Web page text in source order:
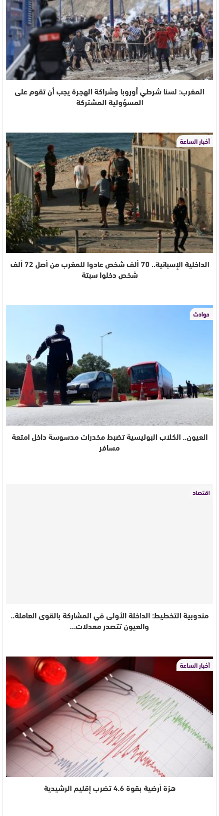
المغرب: لسنا شرطي أوروبا وشراكة الهجرة يجب أن تقوم على
المسؤولية المشتركة
أخبار الساعة
الداخلية الإسبانية.. 70 ألف شخص عادوا للمغرب من أصل 72 ألف
شخص دخلوا سبتة
حوادث
العيون.. الكلاب البوليسية تضبط مخدرات مدسوسة داخل امتعة
مسافر
اقتصاد
مندوبية التخطيط: الداخلة الأولى في المشاركة بالقوى العاملة..
والعيون تتصدر معدلات…
أخبار الساعة
هزة أرضية بقوة 4.6 تضرب إقليم الرشيدية